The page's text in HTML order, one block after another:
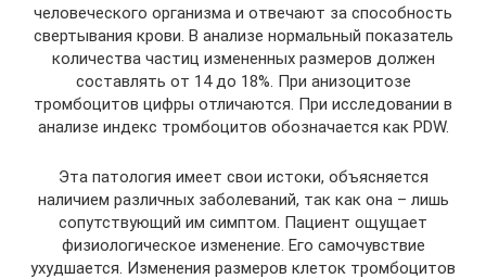
человеческого организма и отвечают за способность
свертывания крови. В анализе нормальный показатель
количества частиц измененных размеров должен
составлять от 14 до 18%. При анизоцитозе
тромбоцитов цифры отличаются. При исследовании в
анализе индекс тромбоцитов обозначается как PDW.
Эта патология имеет свои истоки, объясняется
наличием различных заболеваний, так как она – лишь
сопутствующий им симптом. Пациент ощущает
физиологическое изменение. Его самочувствие
ухудшается. Изменения размеров клеток тромбоцитов